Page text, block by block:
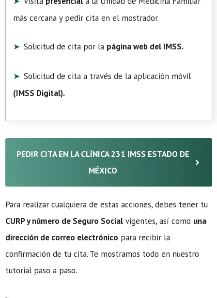
más cercana y pedir cita en el mostrador.
Solicitud de cita por la página web del IMSS.
Solicitud de cita a través de la aplicación móvil
(IMSS Digital).
PEDIR CITA EN LA CLÍNICA 231 IMSS ESTADO DE
MÉXICO
Para realizar cualquiera de estas acciones, debes tener tu
CURP y número de Seguro Social vigentes, así como una
dirección de correo electrónico para recibir la
confirmación de tu cita. Te mostramos todo en nuestro
tutorial paso a paso.